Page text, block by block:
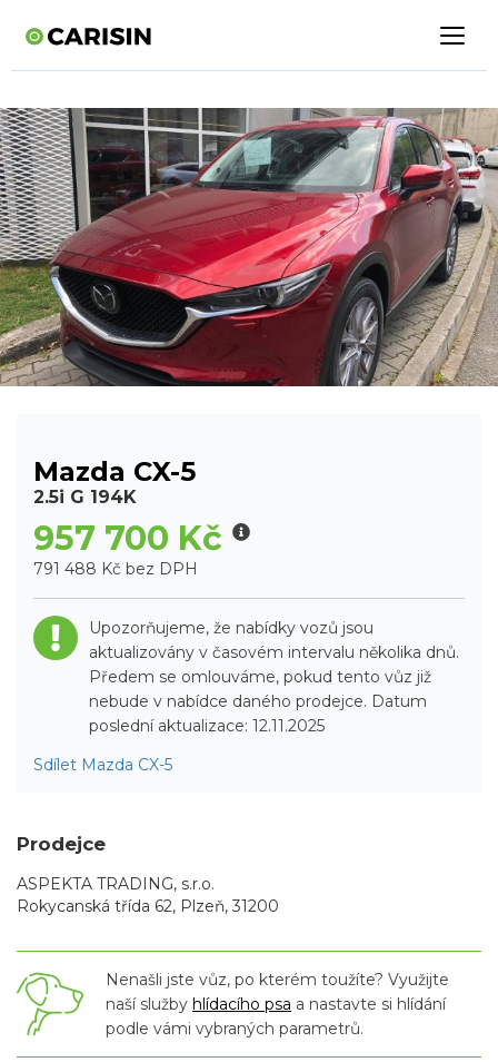
Mazda CX-5
2.5i G 194K
957 700 Kč
791 488 Kč bez DPH
Upozorňujeme, že nabídky vozů jsou
aktualizovány v časovém intervalu několika dnů.
Předem se omlouváme, pokud tento vůz již
nebude v nabídce daného prodejce. Datum
poslední aktualizace: 12.11.2025
Sdílet Mazda CX-5
Prodejce
ASPEKTA TRADING, s.r.o.
Rokycanská třída 62, Plzeň, 31200
Nenašli jste vůz, po kterém toužíte? Využijte
naší služby hlídacího psa a nastavte si hlídání
podle vámi vybraných parametrů.